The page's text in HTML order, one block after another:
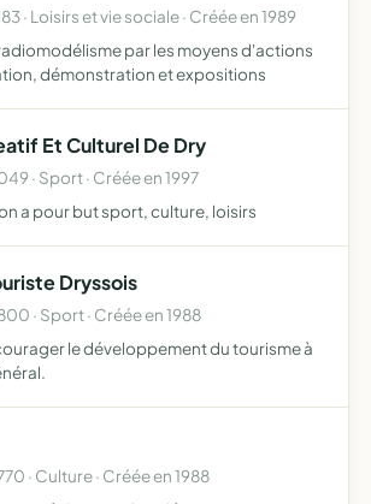
· Loisirs et vie sociale · Créée en 1989
par les moyens d'actions
démonstration et expositions
Et Culturel De Dry
· Sport · Créée en 1997
a pour but sport, culture, loisirs
Dryssois
· Sport · Créée en 1988
le développement du tourisme à
· Culture · Créée en 1988